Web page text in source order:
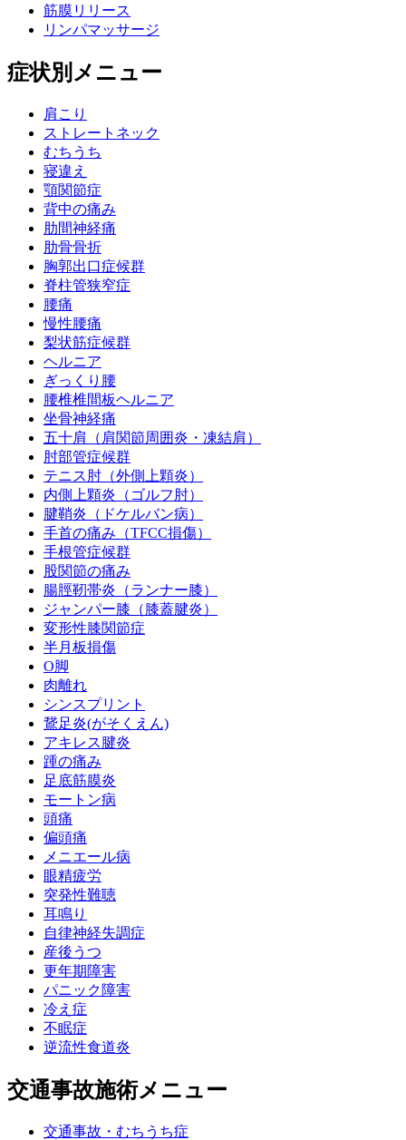
筋膜リリース
リンパマッサージ
症状別メニュー
肩こり
ストレートネック
むちうち
寝違え
顎関節症
背中の痛み
肋間神経痛
肋骨骨折
胸郭出口症候群
脊柱管狭窄症
腰痛
慢性腰痛
梨状筋症候群
ヘルニア
ぎっくり腰
腰椎椎間板ヘルニア
坐骨神経痛
五十肩（肩関節周囲炎・凍結肩）
肘部管症候群
テニス肘（外側上顆炎）
内側上顆炎（ゴルフ肘）
腱鞘炎（ドケルバン病）
手首の痛み（TFCC損傷）
手根管症候群
股関節の痛み
腸脛靭帯炎（ランナー膝）
ジャンパー膝（膝蓋腱炎）
変形性膝関節症
半月板損傷
O脚
肉離れ
シンスプリント
鵞足炎(がそくえん)
アキレス腱炎
踵の痛み
足底筋膜炎
モートン病
頭痛
偏頭痛
メニエール病
眼精疲労
突発性難聴
耳鳴り
自律神経失調症
産後うつ
更年期障害
パニック障害
冷え症
不眠症
逆流性食道炎
交通事故施術メニュー
交通事故・むちうち症